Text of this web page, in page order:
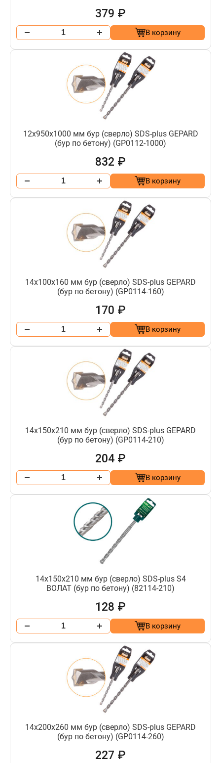
379 ₽
В корзину
12х950х1000 мм бур (сверло) SDS-plus GEPARD
(бур по бетону) (GP0112-1000)
832 ₽
В корзину
14х100х160 мм бур (сверло) SDS-plus GEPARD
(бур по бетону) (GP0114-160)
170 ₽
В корзину
14х150х210 мм бур (сверло) SDS-plus GEPARD
(бур по бетону) (GP0114-210)
204 ₽
В корзину
14х150х210 мм бур (сверло) SDS-plus S4
ВОЛАТ (бур по бетону) (82114-210)
128 ₽
В корзину
14х200х260 мм бур (сверло) SDS-plus GEPARD
(бур по бетону) (GP0114-260)
227 ₽